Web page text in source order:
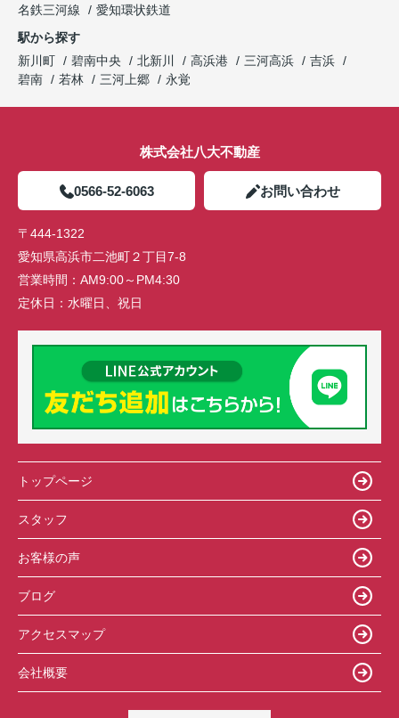
名鉄三河線
愛知環状鉄道
駅から探す
新川町
碧南中央 北新川 高浜港 三河高浜
吉浜
碧南
若林 三河上郷 永覚
株式会社八大不動産
0566-52-6063 お問い合わせ
〒444-1322
愛知県高浜市二池町２丁目7-8
営業時間： AM9:00～PM4:30
定休日： 水曜日、祝日
トップページ
スタッフ
お客様の声
ブログ
アクセスマップ
会社概要